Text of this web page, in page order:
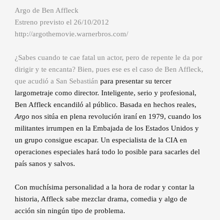
Argo de Ben Affleck
Estreno previsto el 26/10/2012
http://argothemovie.warnerbros.com/
¿Sabes cuando te cae fatal un actor, pero de repente le da por
dirigir y te encanta? Bien, pues ese es el caso de Ben Affleck,
que acudió a San Sebastián para presentar su tercer
largometraje como director. Inteligente, serio y profesional,
Ben Affleck encandiló al público. Basada en hechos reales,
Argo nos sitúa en plena revolución iraní en 1979, cuando los
militantes irrumpen en la Embajada de los Estados Unidos y
un grupo consigue escapar. Un especialista de la CIA en
operaciones especiales hará todo lo posible para sacarles del
país sanos y salvos.
Con muchísima personalidad a la hora de rodar y contar la
historia, Affleck sabe mezclar drama, comedia y algo de
acción sin ningún tipo de problema.